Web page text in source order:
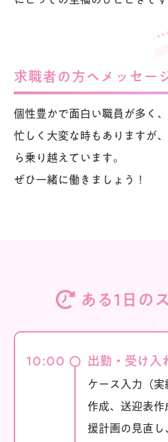
求職者の方へメッセー
個性豊かで面白い職員が多く
忙しく大変な時もありますが
ら乗り越えています。
ぜひ一緒に働きましょう！
ある1日の
10:00 出勤・受け入
ケース入力（
作成、送迎表作
援計画の見直